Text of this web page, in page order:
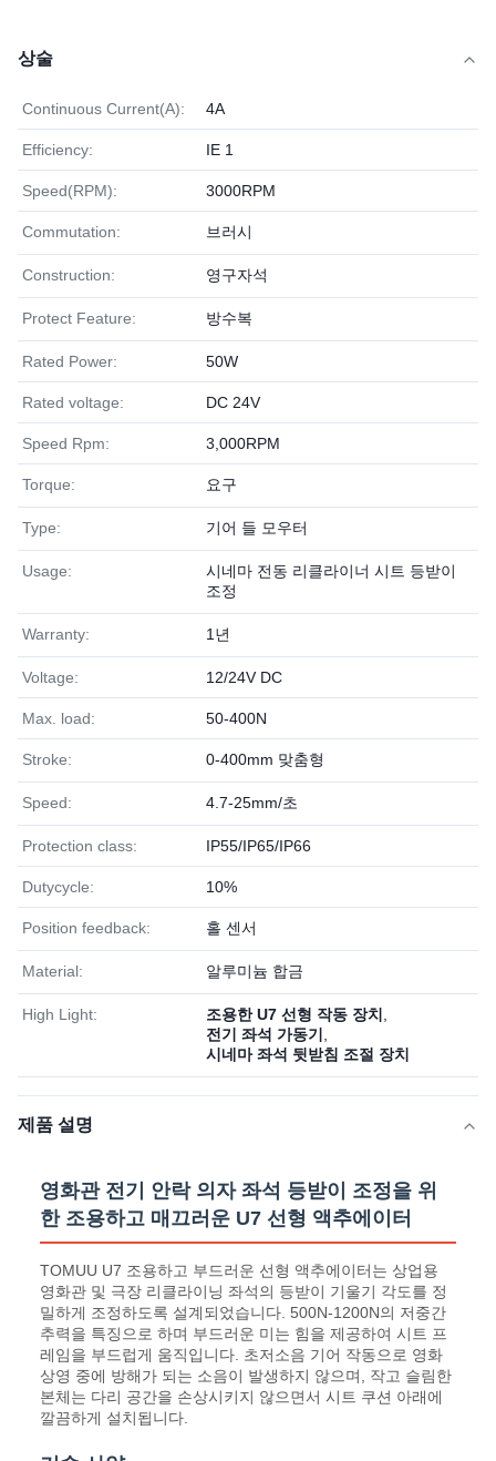
상술
Continuous Current(A): 4A
Efficiency: IE 1
Speed(RPM): 3000RPM
Commutation: 브러시
Construction: 영구자석
Protect Feature: 방수복
Rated Power: 50W
Rated voltage: DC 24V
Speed Rpm: 3,000RPM
Torque: 요구
Type: 기어 들 모우터
Usage:
시네마 전동 리클라이너 시트 등받이
조정
Warranty: 1년
Voltage: 12/24V DC
Max. load: 50-400N
Stroke: 0-400mm 맞춤형
Speed: 4.7-25mm/초
Protection class: IP55/IP65/IP66
Dutycycle: 10%
Position feedback: 홀 센서
Material: 알루미늄 합금
High Light: 조용한 U7 선형 작동 장치
전기 좌석 가동기
시네마 좌석 뒷받침 조절 장치
제품 설명
영화관 전기 안락 의자 좌석 등받이 조정을 위
한 조용하고 매끄러운 U7 선형 액추에이터
TOMUU U7 조용하고 부드러운 선형 액추에이터는 상업용
영화관 및 극장 리클라이닝 좌석의 등받이 기울기 각도를 정
밀하게 조정하도록 설계되었습니다. 500N-1200N의 저중간
추력을 특징으로 하며 부드러운 미는 힘을 제공하여 시트 프
레임을 부드럽게 움직입니다. 초저소음 기어 작동으로 영화
상영 중에 방해가 되는 소음이 발생하지 않으며, 작고 슬림한
본체는 다리 공간을 손상시키지 않으면서 시트 쿠션 아래에
깔끔하게 설치됩니다.